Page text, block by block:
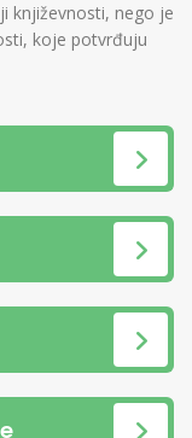
književnosti, nego je
koje potvrđuju